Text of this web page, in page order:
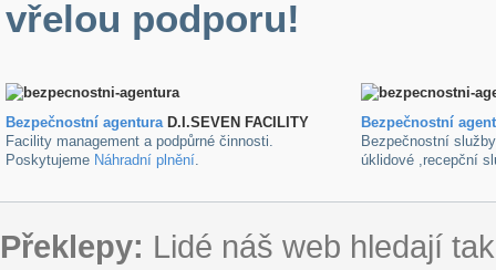
vřelou podporu!
Bezpečnostní agenturaD.I.SEVEN FACILITY
Facility management a podpůrné činnosti.
Poskytujeme Náhradní plnění.
Bezpečnostní
Bezpečnostní
úklidové ,recepční
Překlepy: Lidé náš web hledají